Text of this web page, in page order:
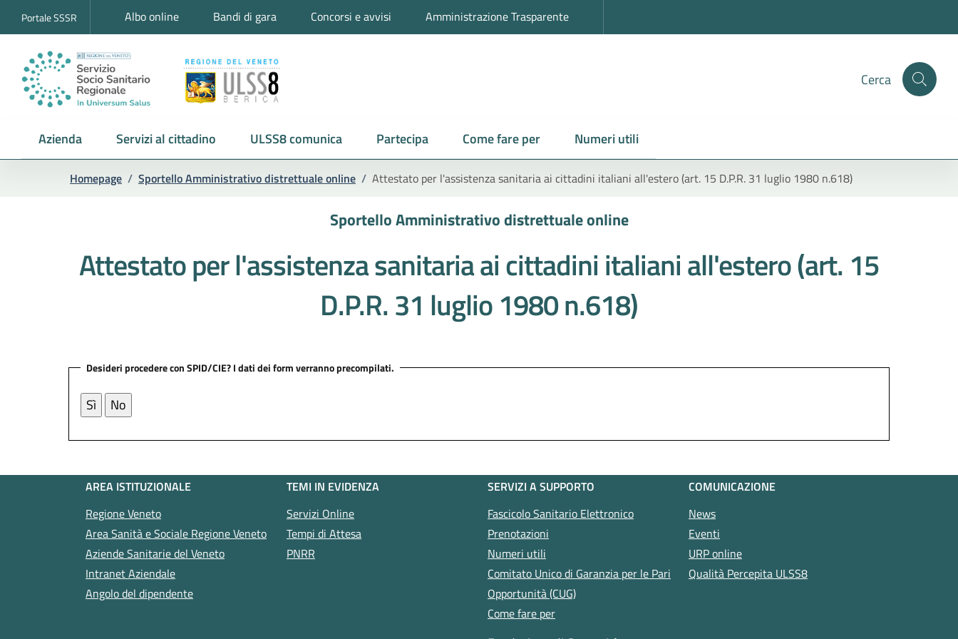
Portale SSSR Albo online Bandi di gara Concorsi e avvisi Amministrazione Trasparente
Cerca
Azienda Servizi al cittadino ULSS8 comunica Partecipa Come fare per Numeri utili
Homepage / Sportello Amministrativo distrettuale online / Attestato per l'assistenza sanitaria ai cittadini italiani all'estero (art. 15 D.P.R. 31 luglio 1980 n.618)
Sportello Amministrativo distrettuale online
Attestato per l'assistenza sanitaria ai cittadini italiani all'estero (art. 15
D.P.R. 31 luglio 1980 n.618)
Desideri procedere con SPID/CIE? I dati dei form verranno precompilati.
AREA ISTITUZIONALE
Regione Veneto
Area Sanità e Sociale Regione Veneto
Aziende Sanitarie del Veneto
Intranet Aziendale
Angolo del dipendente
TEMI IN EVIDENZA
Servizi Online
Tempi di Attesa
PNRR
SERVIZI A SUPPORTO
Fascicolo Sanitario Elettronico
Prenotazioni
Numeri utili
Comitato Unico di Garanzia per le Pari
Opportunità (CUG)
Come fare per
COMUNICAZIONE
News
Eventi
URP online
Qualità Percepita ULSS8